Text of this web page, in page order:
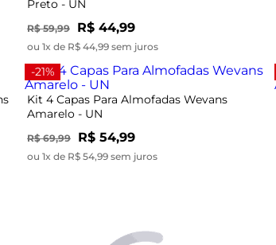
Preto - UN
R$ 59,99 R$ 44,99
ou 1x de R$ 44,99 sem juros
-21%
Kit 4 Capas Para Almofadas Wevans
Amarelo - UN
R$ 69,99 R$ 54,99
ou 1x de R$ 54,99 sem juros